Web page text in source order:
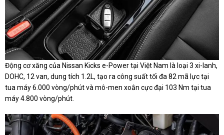
Động cơ xăng của Nissan Kicks e-Power tại Việt Nam là loại 3 xi-lanh,
DOHC, 12 van, dung tích 1.2L, tạo ra công suất tối đa 82 mã lực tại
tua máy 6.000 vòng/phút và mô-men xoắn cực đại 103 Nm tại tua
máy 4.800 vòng/phút.